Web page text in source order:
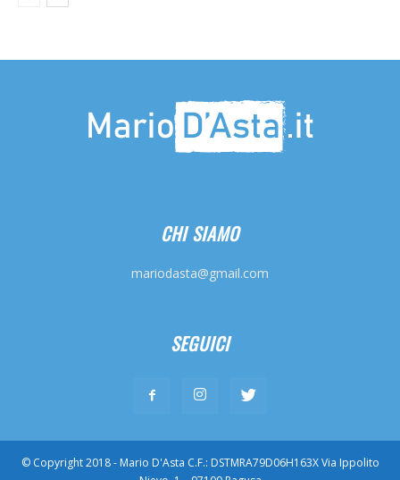
CHI SIAMO
mariodasta@gmail.com
SEGUICI
© Copyright 2018 - Mario D'Asta C.F.: DSTMRA79D06H163X Via Ippolito